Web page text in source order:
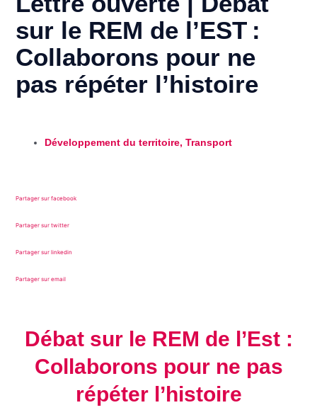
sur le REM de l’EST :
Collaborons pour ne
pas répéter l’histoire
Développement du territoire,Transport
Partager sur facebook
Partager sur twitter
Partager sur linkedin
Partager sur email
Débat sur le REM de l’Est :
Collaborons pour ne pas
répéter l’histoire